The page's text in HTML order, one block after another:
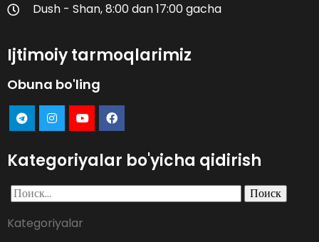
Dush - Shan, 8:00 dan 17:00 gacha
Ijtimoiy tarmoqlarimiz
Obuna bo'ling
Kategoriyalar bo'yicha qidirish
Найти:
Kategoriyalar